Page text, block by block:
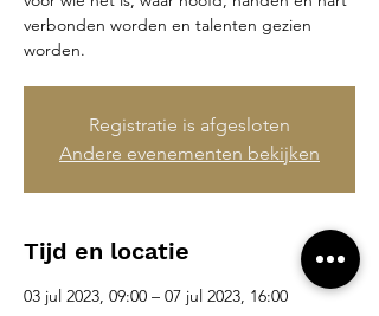
verbonden worden en talenten gezien
worden.
Registratie is afgesloten
Andere evenementen bekijken
Tijd en locatie
03 jul 2023, 09:00 – 07 jul 2023, 16:00